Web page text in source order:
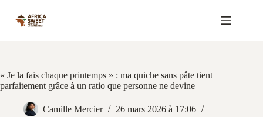
contenu
« Je la fais chaque printemps » : ma quiche sans pâte tient
parfaitement grâce à un ratio que personne ne devine
Camille Mercier
26 mars 2026 à 17:06